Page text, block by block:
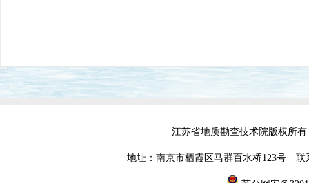
江苏省地质勘查技术院版权
地址：南京市栖霞区马群百水桥123号 联